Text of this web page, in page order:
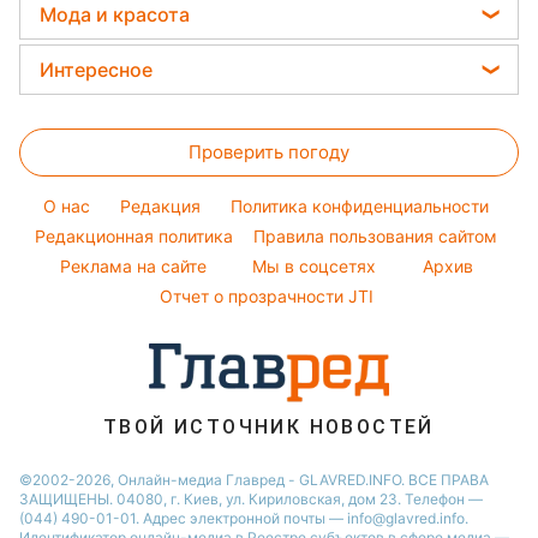
Праздничное меню
Елена Зеленская
Ани Лорак
Кейт Миддлтон
Алла Пугачева
Настя Каменских
Виталий Козловский
Потап
Погода на сегодня
Погода на завтра
Новости Харькова
Новости Львова
Новости Полтавы
Новости Днепра
Новости Тернополя
Новости Черкассы
Новости Житомира
Новости Одессы
Новости Запорожья
Мода и красота
Женские стрижки
Окрашивание волос
Красивый маникюр
Модные ошибки
Новости моды
Советы от Андре Тана
Интересное
Тесты по картинке
Оптические иллюзии
Народные приметы
Все о шоу-бизнесе
Проверить погоду
O нас Редакция
Политика конфиденциальности
Редакционная политика
Правила пользования сайтом
Реклама на сайте
Мы в соцсетях
Архив
Отчет о прозрачности JTI
ТВОЙ ИСТОЧНИК НОВОСТЕЙ
©2002-2026, Онлайн-медиа Главред - GLAVRED.INFO. ВСЕ ПРАВА
ЗАЩИЩЕНЫ. 04080, г. Киев, ул. Кириловская, дом 23. Телефон —
(044) 490-01-01. Адрес электронной почты — info@glavred.info.